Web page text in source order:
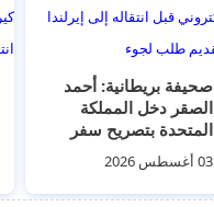
صحيفة بريطانية: أحمد
الصقر دخل المملكة
المتحدة بتصريح سفر
إلكتروني قبل انتقاله إلى
إيرلندا وتقديم طلب لجوء
03 أغسطس 2026